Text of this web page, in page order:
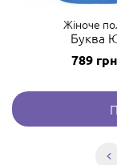
Жіноче
Буква
789